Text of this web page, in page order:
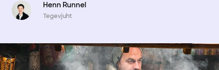
Henn Runnel
Tegevjuht